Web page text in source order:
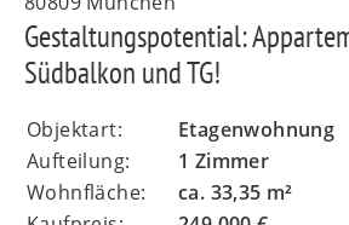
Gestaltungspotential:
Südbalkon und TG!
Objektart:
Etagenwohnung
Aufteilung:
1 Zimmer
Wohnfläche:
ca. 33,35 m²